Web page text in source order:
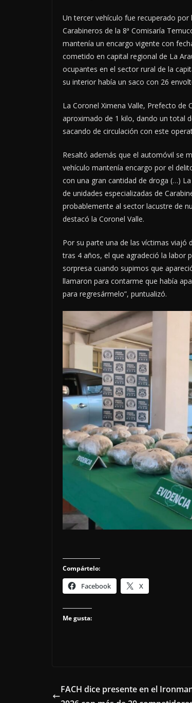
Un tercer vehículo fue recuperado por
Carabineros de la 8ª Comisaría
mantenía un encargo vigente con
cometido en capital regional de La
ocupantes en el sector rural de la
su interior había un saco con 26
La Coronel Ximena Valle, Prefecto de
aproximado de 1 kilo, dando un total
sacando de circulación con este
Resaltó además que el automóvil se
vehículo mantenía encargo por el
con una gran cantidad de droga (…)
de unidades especializadas de
probablemente al sector lacustre de
destacó la Coronel Valle.
Por su parte una de las víctimas viajó
tras 4 años, el que agradeció la labor
sorpresa cuando supimos que
llamaron para contarme que había
para regresármelo”, puntualizó.
Compártelo:
Facebook X
Me gusta:
FACH dice presente en el